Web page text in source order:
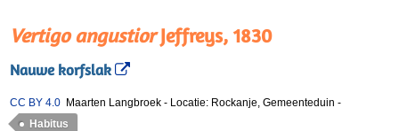
Vertigo angustiorJeffreys, 1830
Nauwe korfslak
CC BY 4.0 Maarten Langbroek - Locatie: Rockanje, Gemeenteduin -
Habitus